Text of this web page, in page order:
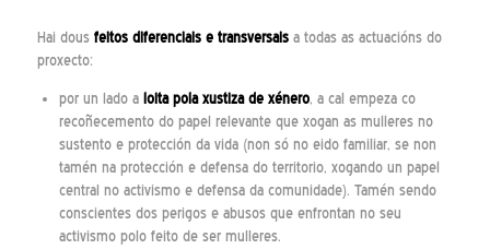
Hai dous feitos diferenciais e transversaisa todas as actuacións do
proxecto:
por un lado a loita pola xustiza de xénero, a cal empeza co
recoñecemento do papel relevante que xogan as mulleres no
sustento e protección da vida (non só no eido familiar, se non
tamén na protección e defensa do territorio, xogando un papel
central no activismo e defensa da comunidade). Tamén sendo
conscientes dos perigos e abusos que enfrontan no seu
activismo polo feito de ser mulleres.